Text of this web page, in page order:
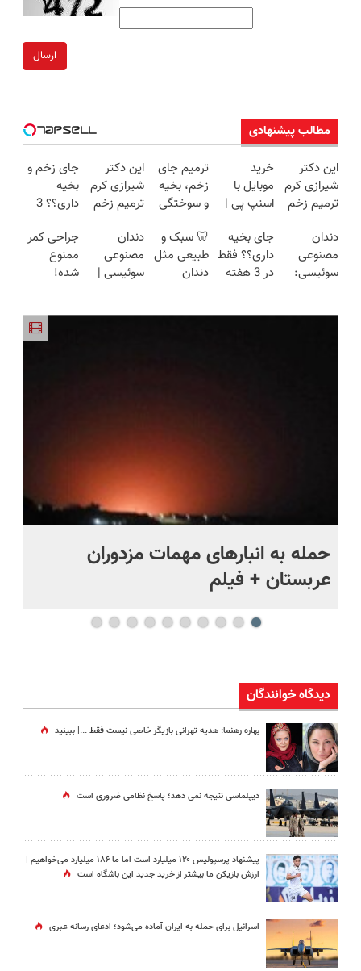
ارسال
مطالب پیشنهادی
این دکتر
شیرازی کرم
ترمیم زخم
ساخت!!!
خرید
موبایل با
اسنپ پی |
بدون سود و
کارمزد!
ترمیم جای
زخم، بخیه
و سوختگی
هفته!!😍
این دکتر
شیرازی کرم
ترمیم زخم
ساخت!!!
جای زخم و
بخیه
داری؟؟ 3
محوش کن!
دندان
مصنوعی
سوئیسی:
جای بخیه
داری؟؟ فقط
در 3 هفته
🦷 سبک و
طبیعی مثل
دندان
دندان
مصنوعی
سوئیسی |
جراحی کمر
ممنوع
شده!
منزل درمان
حمله به انبارهای مهمات مزدوران
عربستان + فیلم
دیدگاه خوانندگان
بهاره رهنما: هدیه تهرانی بازیگر خاصی نیست فقط ...|‌ ببینید
دیپلماسی نتیجه‌ نمی دهد؛ پاسخ نظامی ضروری است
پیشنهاد پرسپولیس ۱۲۰ میلیارد است اما ما ۱۸۶ میلیارد می‌خواهیم |
ارزش بازیکن ما بیشتر از خرید جدید این باشگاه است
اسرائیل برای حمله به ایران آماده می‌شود؛ ادعای رسانه عبری